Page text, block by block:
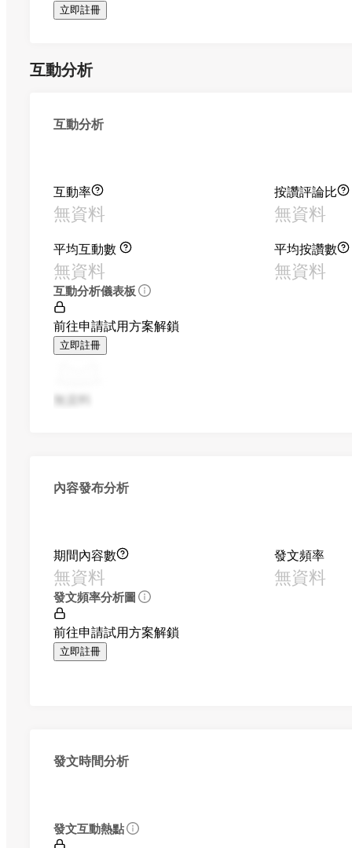
立即註冊
互動分析
互動分析
互動率
無資料
按讚評論比
無資料
平均互動數
無資料
平均按讚數
無資料
互動分析儀表板
前往申請試用方案解鎖
立即註冊
無資料
內容發布分析
期間內容數
無資料
發文頻率
無資料
發文頻率分析圖
前往申請試用方案解鎖
立即註冊
發文時間分析
發文互動熱點